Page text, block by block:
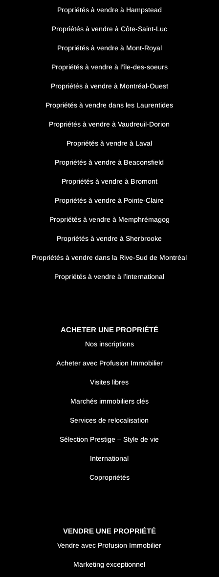
Propriétés à vendre à Hampstead
Propriétés à vendre à Côte-Saint-Luc
Propriétés à vendre à Mont-Royal
Propriétés à vendre à l’île-des-soeurs
Propriétés à vendre à Montréal-Ouest
Propriétés à vendre dans les Laurentides
Propriétés à vendre à Vaudreuil-Dorion
Propriétés à vendre à Laval
Propriétés à vendre à Beaconsfield
Propriétés à vendre à Bromont
Propriétés à vendre à Pointe-Claire
Propriétés à vendre à Memphrémagog
Propriétés à vendre à Sherbrooke
Propriétés à vendre dans la Rive-Sud de Montréal
Propriétés à vendre à l’international
ACHETER UNE PROPRIÉTÉ
Nos inscriptions
Acheter avec Profusion Immobilier
Visites libres
Marchés immobiliers clés
Services de relocalisation
Sélection Prestige – Style de vie
International
Copropriétés
VENDRE UNE PROPRIÉTÉ
Vendre avec Profusion Immobilier
Marketing exceptionnel